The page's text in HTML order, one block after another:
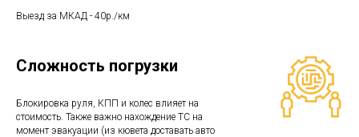
Выезд за МКАД - 40р./км
Сложность погрузки
Блокировка руля, КПП и колес влияет на
стоимость. Также важно нахождение ТС на
момент эвакуации (из кювета доставать авто